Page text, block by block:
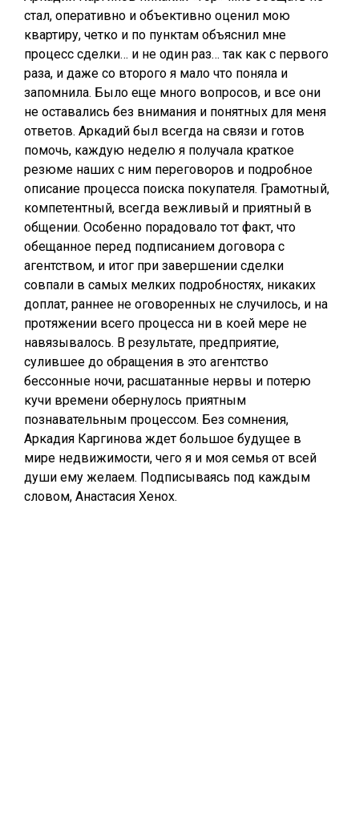
стал, оперативно и объективно оценил мою
квартиру, четко и по пунктам объяснил мне
процесс сделки… и не один раз… так как с первого
раза, и даже со второго я мало что поняла и
запомнила. Было еще много вопросов, и все они
не оставались без внимания и понятных для меня
ответов. Аркадий был всегда на связи и готов
помочь, каждую неделю я получала краткое
резюме наших с ним переговоров и подробное
описание процесса поиска покупателя. Грамотный,
компетентный, всегда вежливый и приятный в
общении. Особенно порадовало тот факт, что
обещанное перед подписанием договора с
агентством, и итог при завершении сделки
совпали в самых мелких подробностях, никаких
доплат, раннее не оговоренных не случилось, и на
протяжении всего процесса ни в коей мере не
навязывалось. В результате, предприятие,
сулившее до обращения в это агентство
бессонные ночи, расшатанные нервы и потерю
кучи времени обернулось приятным
познавательным процессом. Без сомнения,
Аркадия Каргинова ждет большое будущее в
мире недвижимости, чего я и моя семья от всей
души ему желаем. Подписываясь под каждым
словом, Анастасия Хенох.